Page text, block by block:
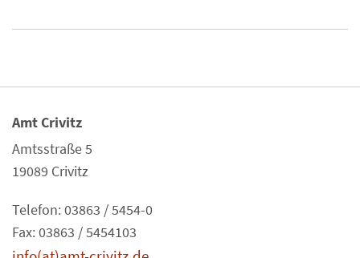
Amt Crivitz
Amtsstraße 5
19089 Crivitz
Telefon: 03863 / 5454-0
Fax: 03863 / 5454103